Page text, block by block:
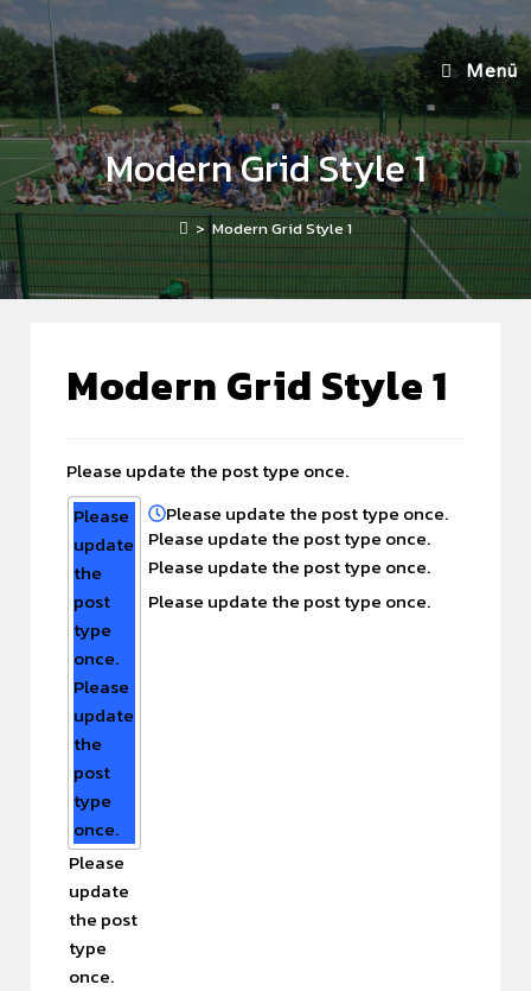
Menü
Modern Grid Style 1
> Modern Grid Style 1
Modern Grid Style 1
Please update the post type once.
Please
update
the
post
type
once.
Please
update
the
post
type
once.
Please
update
the post
type
once.
Please update the post type once.
Please update the post type once.
Please update the post type once.
Please update the post type once.